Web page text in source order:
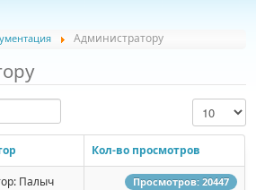
Администратору
Кол-во
Кол-во просмотров
Палыч Просмотров: 20447